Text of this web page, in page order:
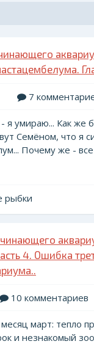
7
я умираю... Как же
Семёном, что я
Почему же - все
рыбки
4. Ошибка
10 комментариев
март: тепло
и незнакомый